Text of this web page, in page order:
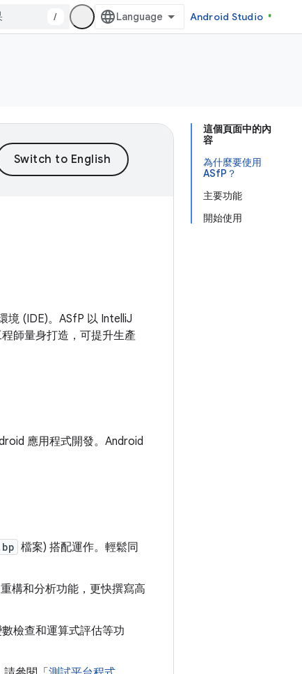
/ Android Studio
這個頁面中的內
容
為什麼要使用
ASfP？
主要功能
開始使用
境 (IDE)。ASfP 以 IntelliJ
師量身打造，可提升生產
應用程式開發。Android
檔案) 搭配運作。輕鬆同
構和分析功能，更快撰寫高
檢查和運算式評估等功